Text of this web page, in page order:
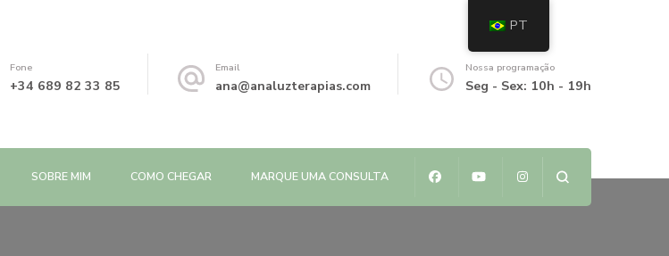
Fone
+34 689 82 33 85
Email
ana@analuzterapias.com
Nossa programação
Seg - Sex: 10h - 19h
SOBRE MIM COMO CHEGAR MARQUE UMA CONSULTA
PT